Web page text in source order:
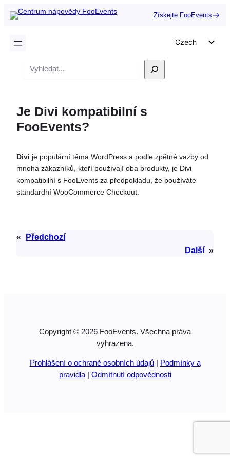
Získejte FooEvents
Czech
French
Polish
Vyhledávání
Je Divi kompatibilní s
FooEvents?
Divi je populární téma WordPress a podle zpětné vazby od
mnoha zákazníků, kteří používají oba produkty, je Divi
kompatibilní s FooEvents za předpokladu, že používáte
standardní WooCommerce Checkout.
«
Předchozí
Další »
Copyright © 2026 FooEvents. Všechna práva
vyhrazena.
Prohlášení o ochraně osobních údajů|
Podmínky a
pravidla| Odmítnutí odpovědnosti